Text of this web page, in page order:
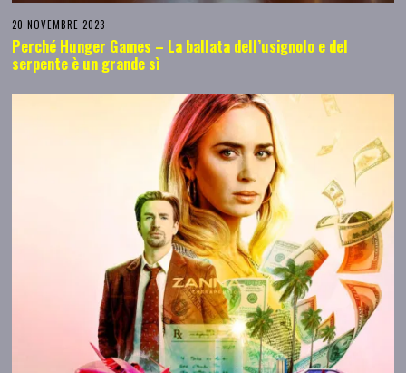
20 NOVEMBRE 2023
Perché Hunger Games – La ballata dell’usignolo e del
serpente è un grande sì